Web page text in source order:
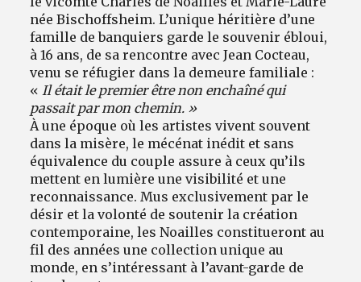
née Bischoffsheim. L’unique héritière d’une
famille de banquiers garde le souvenir ébloui,
à 16 ans, de sa rencontre avec Jean Cocteau,
venu se réfugier dans la demeure familiale :
« Il était le premier être non enchaîné qui
passait par mon chemin. »
À une époque où les artistes vivent souvent
dans la misère, le mécénat inédit et sans
équivalence du couple assure à ceux qu’ils
mettent en lumière une visibilité et une
reconnaissance. Mus exclusivement par le
désir et la volonté de soutenir la création
contemporaine, les Noailles constitueront au
fil des années une collection unique au
monde, en s’intéressant à l’avant-garde de